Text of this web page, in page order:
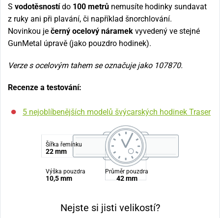
S vodotěsnostído 100 metrů nemusíte hodinky sundavat
z ruky ani při plavání, či například šnorchlování.
Novinkou je černý ocelový náramek vyvedený ve stejné
GunMetal úpravě (jako pouzdro hodinek).
Verze s ocelovým tahem se označuje jako 107870.
Recenze a testování:
5 nejoblíbenějších modelů švýcarských hodinek Traser
Šířka řemínku
22 mm
Výška pouzdra
10,5 mm
Průměr pouzdra
42 mm
Nejste si jisti velikostí?